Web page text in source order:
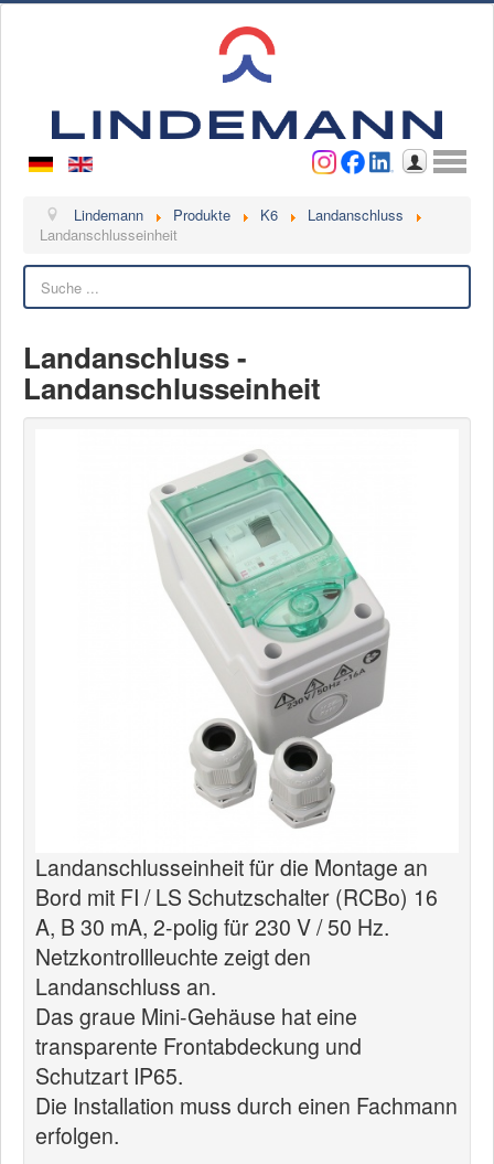
Benutzername
Lindemann
Ansprechpartner
Videos
Kontakt
Ansprechpartner
Reklamation
Jobs
Segeltuch
Lindemann Produkte K6
Landanschluss
Landanschlusseinheit
Landanschluss -
Landanschlusseinheit
Landanschlusseinheit für die Montage an
Bord mit FI / LS Schutzschalter (RCBo) 16
A, B 30 mA, 2-polig für 230 V / 50 Hz.
Netzkontrollleuchte zeigt den
Landanschluss an.
Das graue Mini-Gehäuse hat eine
transparente Frontabdeckung und
Schutzart IP65.
Die Installation muss durch einen Fachmann
erfolgen.